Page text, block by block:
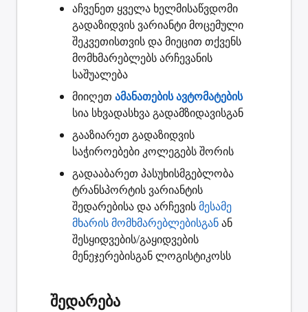
აჩვენეთ ყველა ხელმისაწვდომი
გადაზიდვის ვარიანტიმოცემული
შეკვეთისთვის და მიეცით თქვენს
მომხმარებლებს არჩევანის
საშუალება
მიიღეთ ამანათების ავტომატების
სია სხვადასხვა გადამზიდავისგან
გააზიარეთ გადაზიდვის
საჭიროებები კოლეგებს შორის
გადააბარეთ პასუხისმგებლობა
ტრანსპორტის ვარიანტის
შედარებისა და არჩევისმესამე
მხარის მომხმარებლებისგანან
შესყიდვების/გაყიდვების
მენეჯერებისგან ლოგისტიკოსს
შედარება